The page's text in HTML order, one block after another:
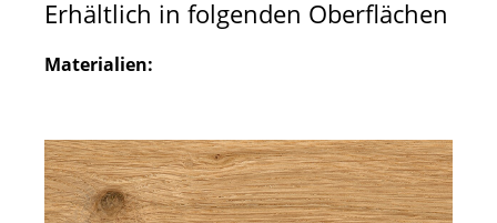
Erhältlich in folgenden Oberflächen
Materialien: